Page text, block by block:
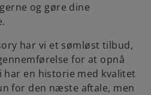
og gøre dine
har vi et sømløst tilbud,
for at opnå
har en historie med kvalitet
for den næste aftale, men